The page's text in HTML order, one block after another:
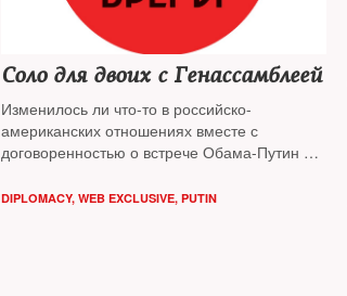
Соло для двоих с Генассамблеей
Изменилось ли что-то в российско-
американских отношениях вместе с
договоренностью о встрече Обама-Путин —
DIPLOMACY, WEB EXCLUSIVE, PUTIN